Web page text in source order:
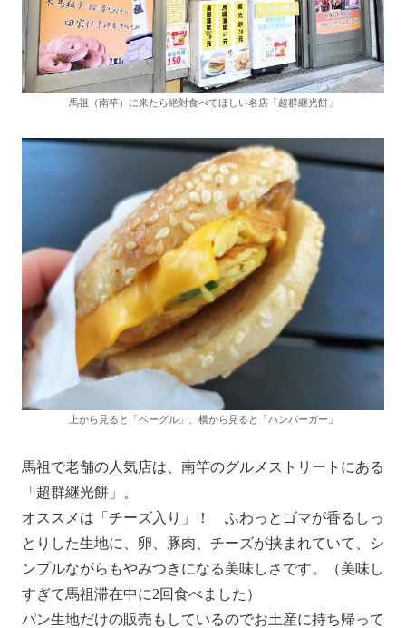
馬祖（南竿）に来たら絶対食べてほしい名店「超群継光餅」
上から見ると「ベーグル」、横から見ると「ハンバーガー」
馬祖で老舗の人気店は、南竿のグルメストリートにある
「超群継光餅」。
オススメは「チーズ入り」！ ふわっとゴマが香るしっ
とりした生地に、卵、豚肉、チーズが挟まれていて、シ
ンプルながらもやみつきになる美味しさです。（美味し
すぎて馬祖滞在中に2回食べました）
パン生地だけの販売もしているのでお土産に持ち帰って